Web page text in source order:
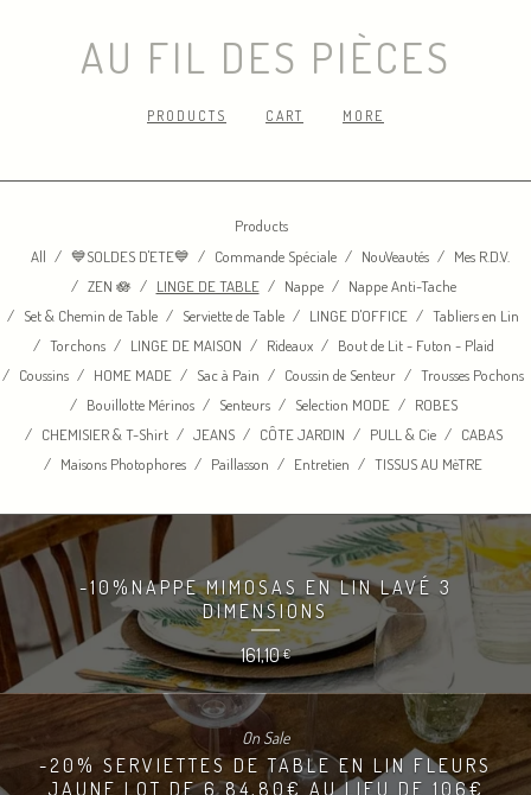
AU FIL DES PIÈCES
PRODUCTS CART MORE
Products
All
💙SOLDES D'ETE💙 Commande Spéciale NouVeautés
Mes R.D.V.
ZEN 🪷
LINGE DE TABLE Nappe
Nappe Anti-Tache
Set & Chemin de Table
Serviette de Table LINGE D'OFFICE
Tabliers en Lin
Torchons
LINGE DE MAISON Rideaux
Bout de Lit - Futon - Plaid
Coussins
HOME MADE Sac à Pain Coussin de Senteur
Trousses Pochons
Bouillotte Mérinos
Senteurs Selection MODE
ROBES
CHEMISIER & T-Shirt
JEANS CÔTE JARDIN PULL & Cie
CABAS
Maisons Photophores
Paillasson Entretien TISSUS AU MèTRE
-10%NAPPE MIMOSAS EN LIN LAVÉ 3
DIMENSIONS
161,10€
-20% SERVIETTES DE TABLE EN LIN FLEURS
JAUNE LOT DE 6 84,80€ AU LIEU DE 106€
On Sale